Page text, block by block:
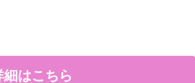
はこちら